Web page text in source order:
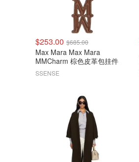
$253.00 $685.00
Max Mara Max Mara
MMCharm 棕色皮革包挂件
SSENSE